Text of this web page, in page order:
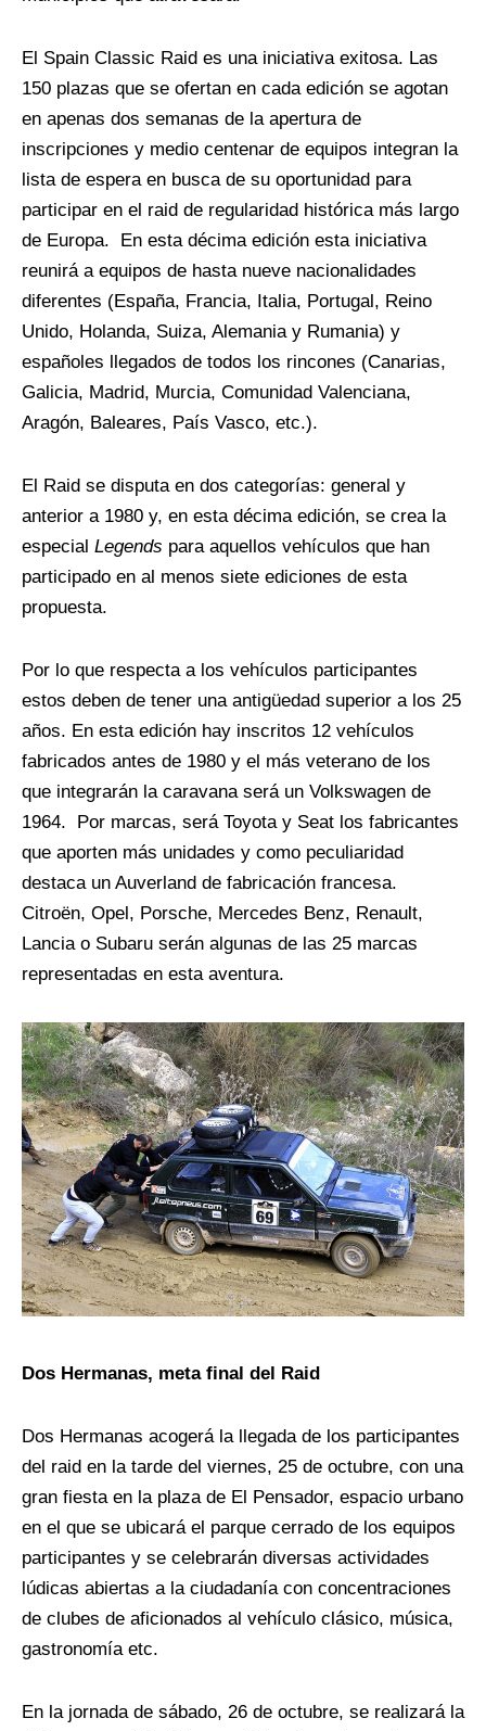
El Spain Classic Raid es una iniciativa exitosa. Las
150 plazas que se ofertan en cada edición se agotan
en apenas dos semanas de la apertura de
inscripciones y medio centenar de equipos integran la
lista de espera en busca de su oportunidad para
participar en el raid de regularidad histórica más largo
de Europa.
En esta décima edición esta iniciativa
reunirá a equipos de hasta nueve nacionalidades
diferentes (España, Francia, Italia, Portugal, Reino
Unido, Holanda, Suiza, Alemania y Rumania) y
españoles llegados de todos los rincones (Canarias,
Galicia, Madrid, Murcia, Comunidad Valenciana,
Aragón, Baleares, País Vasco, etc.).
El Raid se disputa en dos categorías: general y
anterior a 1980 y, en esta décima edición, se crea la
especial Legends para aquellos vehículos que han
participado en al menos siete ediciones de esta
propuesta.
Por lo que respecta a los vehículos participantes
estos deben de tener una antigüedad superior a los 25
años. En esta edición hay inscritos 12 vehículos
fabricados antes de 1980 y el más veterano de los
que integrarán la caravana será un Volkswagen de
1964.
Por marcas, será Toyota y Seat los fabricantes
que aporten más unidades y como peculiaridad
destaca un Auverland de fabricación francesa.
Citroën, Opel, Porsche, Mercedes Benz, Renault,
Lancia o Subaru serán algunas de las 25 marcas
representadas en esta aventura.
Dos Hermanas, meta final del Raid
Dos Hermanas acogerá la llegada de los participantes
del raid en la tarde del viernes, 25 de octubre, con una
gran fiesta en la plaza de El Pensador, espacio urbano
en el que se ubicará el parque cerrado de los equipos
participantes y se celebrarán diversas actividades
lúdicas abiertas a la ciudadanía con concentraciones
de clubes de aficionados al vehículo clásico, música,
gastronomía etc.
En la jornada de sábado, 26 de octubre, se realizará la